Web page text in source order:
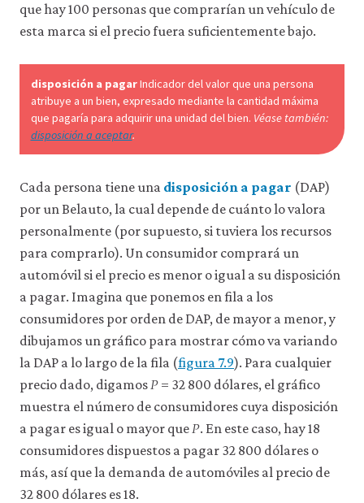
tener
una
iniciada).
También
gustaría
utilizar
cookies
analíticas
nos
a
mejorar
funcionalidad
y
la
de
uso
de
nuestro
sitio
web.
cookies
analíticas
solo
se
instalarán
que hay 100 personas que comprarían un vehículo de
esta marca si el precio fuera suficientemente bajo.
disposición a pagarIndicador del valor que una persona
atribuye a un bien, expresado mediante la cantidad máxima
que pagaría para adquirir una unidad del bien. Véase también:
disposición a aceptar.
Cada persona tiene una disposición a pagar (DAP)
por un Belauto, la cual depende de cuánto lo valora
personalmente (por supuesto, si tuviera los recursos
para comprarlo). Un consumidor comprará un
automóvil si el precio es menor o igual a su disposición
a pagar. Imagina que ponemos en fila a los
consumidores por orden de DAP, de mayor a menor, y
dibujamos un gráfico para mostrar cómo va variando
la DAP a lo largo de la fila (figura 7.9). Para cualquier
precio dado, digamos𝑃
P = 32 800 dólares, el gráfico
muestra el número de consumidores cuya disposición
a pagar es igual o mayor que𝑃
P. En este caso, hay 18
consumidores dispuestos a pagar 32 800 dólares o
más, así que la demanda de automóviles al precio de
32 800 dólares es 18.